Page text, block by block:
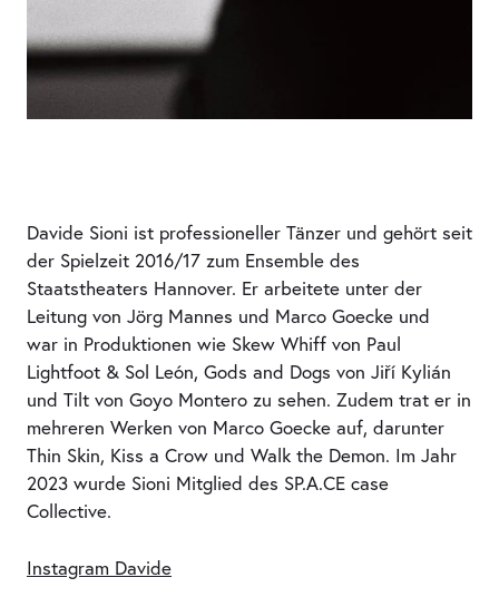
Davide Sioni ist professioneller Tänzer und gehört seit
der Spielzeit 2016/17 zum Ensemble des
Staatstheaters Hannover. Er arbeitete unter der
Leitung von Jörg Mannes und Marco Goecke und
war in Produktionen wie Skew Whiff von Paul
Lightfoot & Sol León, Gods and Dogs von Jiří Kylián
und Tilt von Goyo Montero zu sehen. Zudem trat er in
mehreren Werken von Marco Goecke auf, darunter
Thin Skin, Kiss a Crow und Walk the Demon. Im Jahr
2023 wurde Sioni Mitglied des SP.A.CE case
Collective.
Instagram Davide